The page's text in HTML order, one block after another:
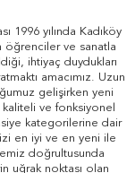
1996 yılında Kadıköy
öğrenciler ve sanatla
ihtiyaç duydukları
amacımız. Uzun
gelişirken yeni
ve fonksiyonel
kategorilerine dair
en iyi ve en yeni ile
doğrultusunda
uğrak noktası olan